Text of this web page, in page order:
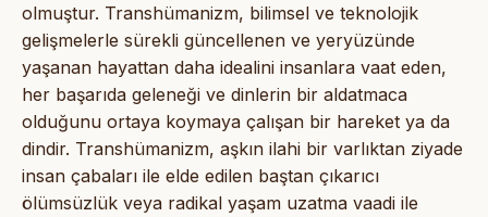
olmuştur. Transhümanizm, bilimsel ve teknolojik
gelişmelerle sürekli güncellenen ve yeryüzünde
yaşanan hayattan daha idealini insanlara vaat eden,
her başarıda geleneği ve dinlerin bir aldatmaca
olduğunu ortaya koymaya çalışan bir hareket ya da
dindir. Transhümanizm, aşkın ilahi bir varlıktan ziyade
insan çabaları ile elde edilen baştan çıkarıcı
ölümsüzlük veya radikal yaşam uzatma vaadi ile